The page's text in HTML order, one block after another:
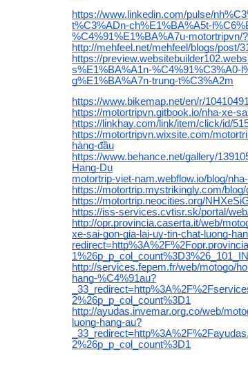
https://www.linkedin.com/pulse/
t%C3%ADn-ch%E1%BA%A5t-
%C4%91%E1%BA%A7u-motortripvn/
http://mehfeel.net/mehfeel/blogs/post/
https://
s%E1%BA%A1n-%C4%91%C3%A0-
g%E1%BA%A7n-trung-t%C3%A2m
https://www.bikemap.net/en/r/
https://motortripvn.gitbook.io/nha-xe-
https://linkhay.com/link/item/click/id/
https://motortripvn.wixsite.com/
hàng-đầu
https://www.behance.net/gallery/
Hang-Du
motortrip-viet-nam.webflow.io/blog/
https://motortrip.mystrikingly.com/
https://motortrip.neocities.org/
https://iss-services.cvtisr.sk/portal/
http://opr.provincia.caserta.it/web/
xe-sai-gon-gia-lai-uy-tin-chat-luong-
http://services.fepem.fr/web/motogo/
hang-%C4%91au?
2%26p_p_col_count%3D1
http://ayudas.invemar.org.co/web/
luong-hang-au?
2%26p_p_col_count%3D1